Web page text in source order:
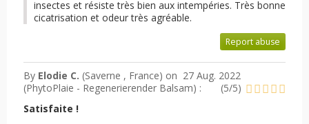
insectes et résiste très bien aux intempéries. Très bonne
cicatrisation et odeur très agréable.
Report abuse
By Elodie C. (Saverne , France) on 27 Aug. 2022
(PhytoPlaie - Regenerierender Balsam) : (5/5)
Satisfaite !